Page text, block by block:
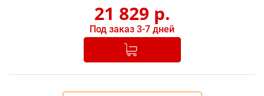
21 829 р.
Под заказ 3-7 дней
Добавлено в корзину